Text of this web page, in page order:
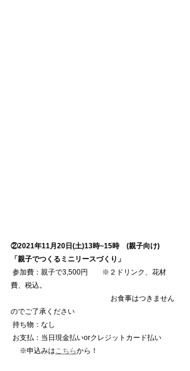
②2021年11月20日(土)13時~15時　(親子向け)
「親子でつくるミニリースづくり」
費、税込。
お食事はつきません
のでご了承ください
持ち物：なし
お支払：当日現金払いorクレジットカード払い
※申込みは こちらから！